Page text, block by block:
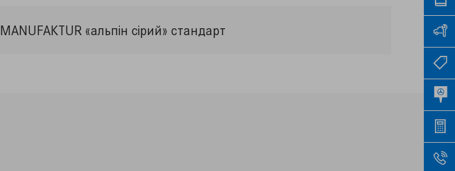
MANUFAKTUR «альпін сірий» стандарт